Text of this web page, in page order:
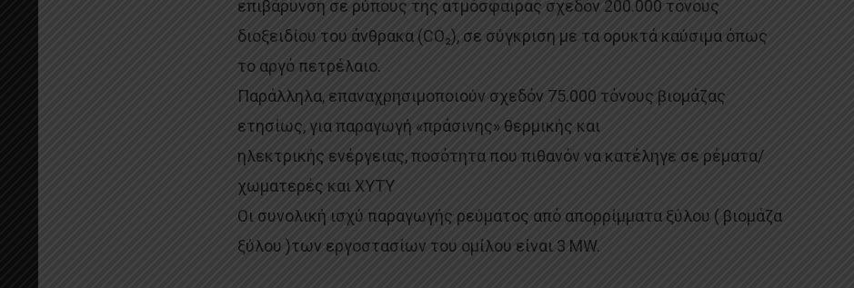
επιβάρυνση σε ρύπους της ατμόσφαιρας σχεδόν 200.000 τόνους
διοξειδίου του άνθρακα (CO₂), σε σύγκριση με τα ορυκτά καύσιμα όπως
το αργό πετρέλαιο.
Παράλληλα, επαναχρησιμοποιούν σχεδόν 75.000 τόνους βιομάζας
ετησίως, για παραγωγή «πράσινης» θερμικής και
ηλεκτρικής ενέργειας, ποσότητα που πιθανόν να κατέληγε σε ρέματα/
χωματερές και ΧΥΤΥ
Οι συνολική ισχύ παραγωγής ρεύματος από απορρίμματα ξύλου ( βιομάζα
ξύλου )των εργοστασίων του ομίλου είναι 3 MW.